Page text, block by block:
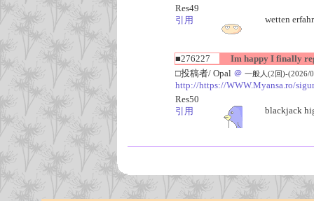
Res49
引用
wetten
■276227
Im happy I finally
□投稿者/ Opal ＠ 一般人(2回)-(2026/
http://https://WWW.Myansa.ro/
Res50
引用
blackjack